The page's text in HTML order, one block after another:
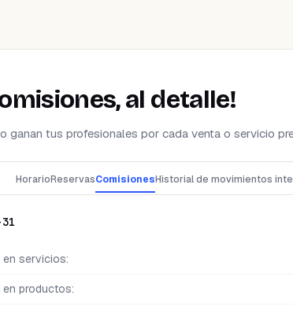
al detalle!
ganan tus profesionales por cada venta o servicio
HorarioReservasComisionesHistorial de movimientos
en servicios:
en productos: